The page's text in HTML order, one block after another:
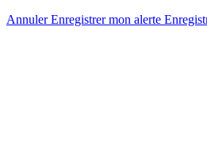
AnnulerEnregistrer mon alerte